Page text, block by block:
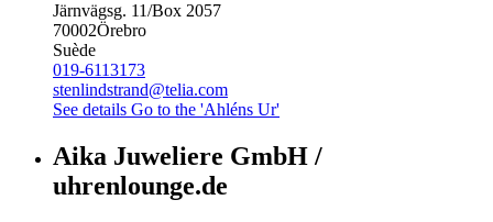
Järnvägsg. 11/Box 2057
70002Örebro
Suède
019-6113173
stenlindstrand@telia.com
See details Go to the 'Ahléns Ur'
Aika Juweliere GmbH /
uhrenlounge.de